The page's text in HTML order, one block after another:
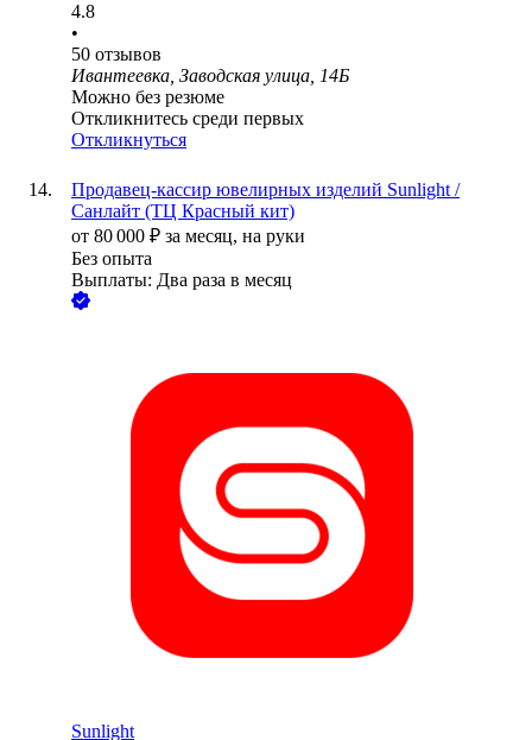
4.8
•
50 отзывов
Ивантеевка, Заводская улица, 14Б
Можно без резюме
Откликнитесь среди первых
Откликнуться
Продавец-кассир ювелирных изделий Sunlight /
Санлайт (ТЦ Красный кит)
от 80 000 ₽ за месяц, на руки
Без опыта
Выплаты: Два раза в месяц
Sunlight